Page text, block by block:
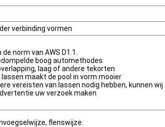
verbinding vormen
norm van AWS D1.1.
boog automethodes
laag of andere tekorten
maakt de pool in vorm mooier
vereisten van lassen nodig hebben, kunnen wij
uw verzoek maken
flenswijze.